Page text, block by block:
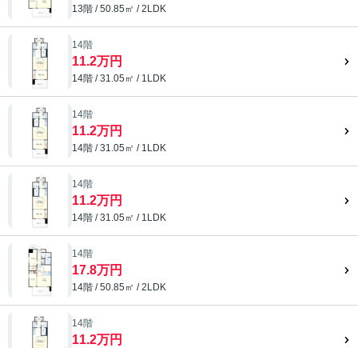
13階 / 50.85㎡ / 2LDK
14階
11.2万円
14階 / 31.05㎡ / 1LDK
14階
11.2万円
14階 / 31.05㎡ / 1LDK
14階
11.2万円
14階 / 31.05㎡ / 1LDK
14階
17.8万円
14階 / 50.85㎡ / 2LDK
14階
11.2万円